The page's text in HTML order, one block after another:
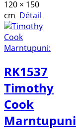
120 × 150
cm Détail
RK1537
Timothy
Cook
Marntupuni